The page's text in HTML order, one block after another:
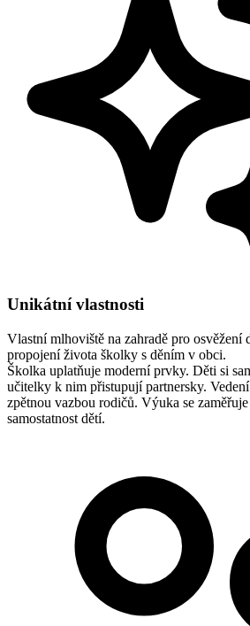
Unikátní vlastnosti
Vlastní mlhoviště na zahradě pro osvěžení
propojení života školky s děním v obci.
Školka uplatňuje moderní prvky. Děti si
učitelky k nim přistupují partnersky.
zpětnou vazbou rodičů. Výuka se
samostatnost dětí.